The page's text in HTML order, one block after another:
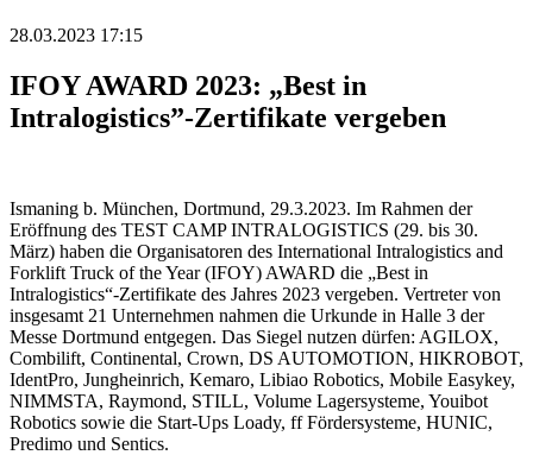
28.03.2023 17:15
IFOY AWARD 2023: „Best in
Intralogistics”-Zertifikate vergeben
Ismaning b. München, Dortmund, 29.3.2023. Im Rahmen der
Eröffnung des TEST CAMP INTRALOGISTICS (29. bis 30.
März) haben die Organisatoren des International Intralogistics and
Forklift Truck of the Year (IFOY) AWARD die „Best in
Intralogistics“-Zertifikate des Jahres 2023 vergeben. Vertreter von
insgesamt 21 Unternehmen nahmen die Urkunde in Halle 3 der
Messe Dortmund entgegen. Das Siegel nutzen dürfen: AGILOX,
Combilift, Continental, Crown, DS AUTOMOTION, HIKROBOT,
IdentPro, Jungheinrich, Kemaro, Libiao Robotics, Mobile Easykey,
NIMMSTA, Raymond, STILL, Volume Lagersysteme, Youibot
Robotics sowie die Start-Ups Loady, ff Fördersysteme, HUNIC,
Predimo und Sentics.